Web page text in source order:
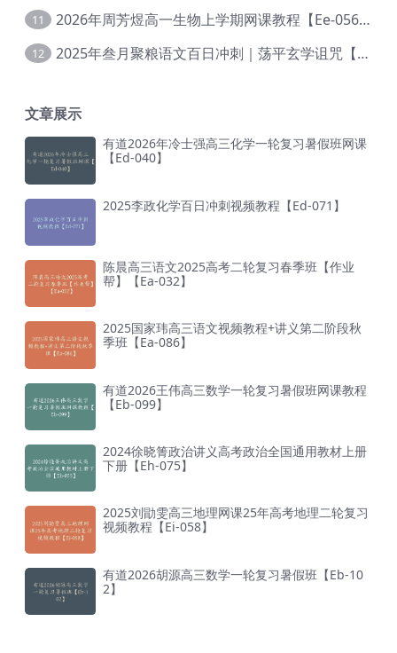
11 2026年周芳煜高一生物上学期网课教程【Ee-056】
12 2025年叁月聚粮语文百日冲刺｜荡平玄学诅咒【Ea-001】
文章展示
有道2026年冷士强高三化学一轮复习暑假班网课
【Ed-040】
2025李政化学百日冲刺视频教程【Ed-071】
陈晨高三语文2025高考二轮复习春季班【作业
帮】【Ea-032】
2025国家玮高三语文视频教程+讲义第二阶段秋
季班【Ea-086】
有道2026王伟高三数学一轮复习暑假班网课教程
【Eb-099】
2024徐晓箐政治讲义高考政治全国通用教材上册
下册【Eh-075】
2025刘勖雯高三地理网课25年高考地理二轮复习
视频教程【Ei-058】
有道2026胡源高三数学一轮复习暑假班【Eb-10
2】